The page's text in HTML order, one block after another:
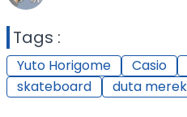
Tags :
Yuto Horigome Casio
skateboard
duta merek